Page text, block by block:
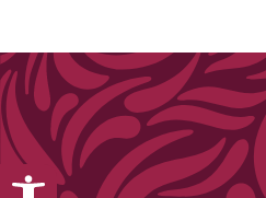
Open toolbar